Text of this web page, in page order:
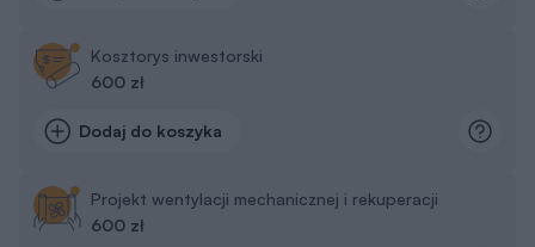
Kosztorys inwestorski
600 zł
Dodaj do koszyka
Projekt wentylacji mechanicznej i rekuperacji
600 zł